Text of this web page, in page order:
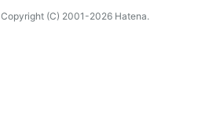
Copyright (C) 2001-2026 Hatena.